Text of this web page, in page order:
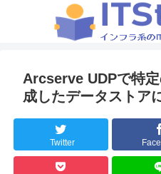
Arcserve UDPで特
成したデータストア
Twitter